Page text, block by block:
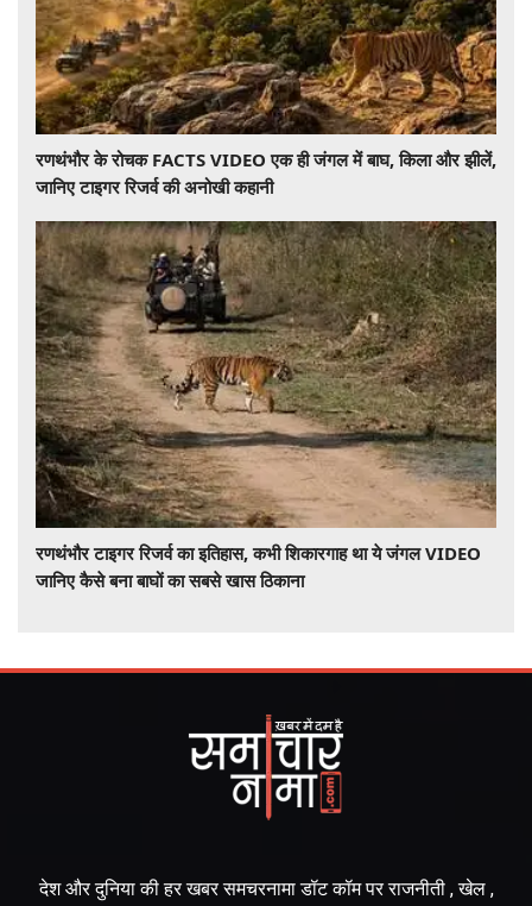
रणथंभौर के रोचक FACTS VIDEO एक ही जंगल में बाघ, किला और झीलें,
जानिए टाइगर रिजर्व की अनोखी कहानी
रणथंभौर टाइगर रिजर्व का इतिहास, कभी शिकारगाह था ये जंगल VIDEO
जानिए कैसे बना बाघों का सबसे खास ठिकाना
देश और दुनिया की हर खबर समचरनामा डॉट कॉम पर राजनीती , खेल ,